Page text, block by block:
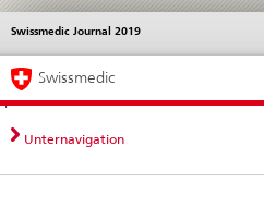
Direct
navigation:
news,
legal
contact
News &
standards
Swissmedic Journal 2019
Languages
Service
Main
Navigation
Swissmedic
Unternavigation